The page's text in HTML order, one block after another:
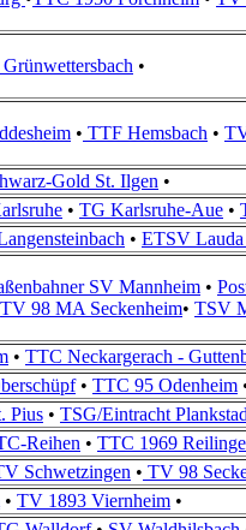
•
• TTF Hemsbach •
Gold St. Ilgen •
• TG Karlsruhe-Aue •
• ETSV
SV Mannheim •
TV 98 MA Seckenheim• TSV
• TTC Neckargerach -
• TTC 95 Odenheim
Pius • TSG/Eintracht
Reihen • TTC 1969
Schwetzingen • TV 98
• TV 1893 Viernheim •